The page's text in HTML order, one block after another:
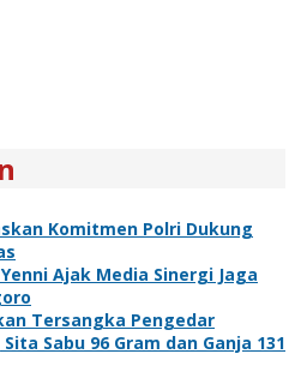
Komitmen Polri Dukung
Ajak Media Sinergi Jaga
Tersangka Pengedar
Sabu 96 Gram dan Ganja 131